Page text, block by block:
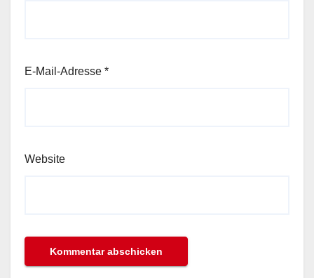
E-Mail-Adresse *
Website